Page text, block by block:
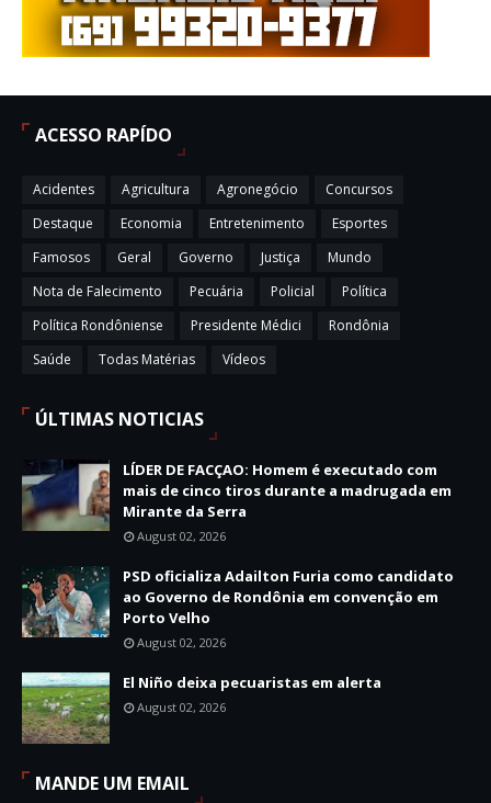
ACESSO RAPÍDO
Acidentes Agricultura Agronegócio
Concursos
Destaque
Economia Entretenimento
Esportes
Famosos
Geral Governo Justiça
Mundo
Nota de Falecimento
Pecuária Policial
Política
Política Rondôniense
Presidente Médici
Rondônia
Saúde
Todas Matérias Vídeos
ÚLTIMAS NOTICIAS
LÍDER DE FACÇAO: Homem é executado com
mais de cinco tiros durante a madrugada em
Mirante da Serra
August 02, 2026
PSD oficializa Adailton Furia como candidato
ao Governo de Rondônia em convenção em
Porto Velho
August 02, 2026
El Niño deixa pecuaristas em alerta
August 02, 2026
MANDE UM EMAIL